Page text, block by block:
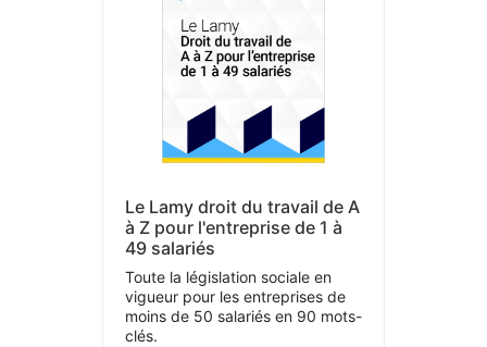
Le Lamy droit du travail de A
à Z pour l'entreprise de 1 à
49 salariés
Toute la législation sociale en
vigueur pour les entreprises de
moins de 50 salariés en 90 mots-
clés.